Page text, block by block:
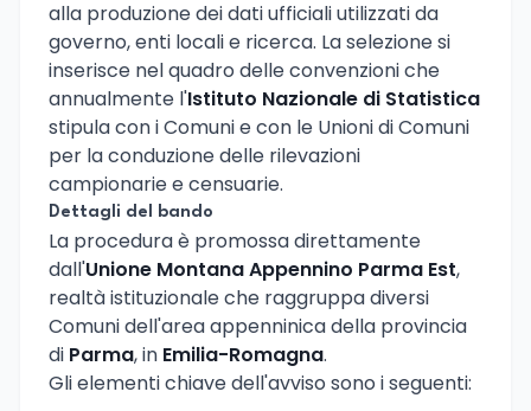
alla produzione dei dati ufficiali utilizzati da
governo, enti locali e ricerca. La selezione si
inserisce nel quadro delle convenzioni che
annualmente l'Istituto Nazionale di Statistica
stipula con i Comuni e con le Unioni di Comuni
per la conduzione delle rilevazioni
campionarie e censuarie.
Dettagli del bando
La procedura è promossa direttamente
dall'Unione Montana Appennino Parma Est,
realtà istituzionale che raggruppa diversi
Comuni dell'area appenninica della provincia
di Parma, in Emilia-Romagna.
Gli elementi chiave dell'avviso sono i seguenti: